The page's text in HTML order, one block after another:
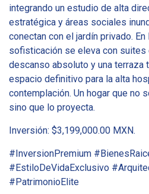
integrando un estudio de alta
estratégica y áreas sociales
conectan con el jardín privado. En
sofisticación se eleva con suites
descanso absoluto y una terraza
espacio definitivo para la alta
contemplación. Un hogar que no
sino que lo proyecta.
Inversión: $3,199,000.00 MXN.
#InversionPremium
#EstiloDeVidaExclusivo
#PatrimonioElite